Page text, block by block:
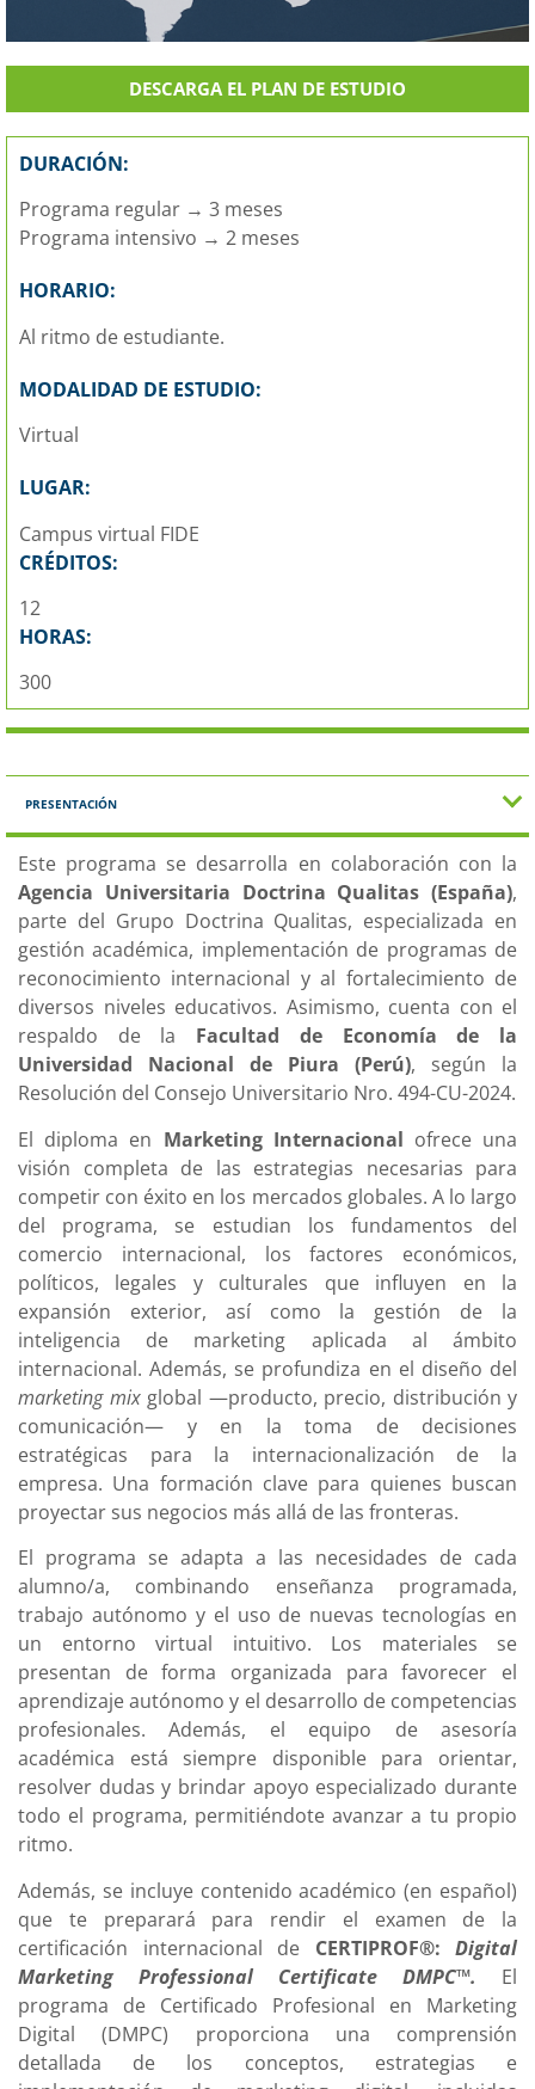
DESCARGA EL PLAN DE ESTUDIO
DURACIÓN:
Programa regular → 3 meses
Programa intensivo → 2 meses
HORARIO:
Al ritmo de estudiante.
MODALIDAD DE ESTUDIO:
Virtual
LUGAR:
Campus virtual FIDE
CRÉDITOS:
12
HORAS:
300
PRESENTACIÓN
Este programa se desarrolla en colaboración con la
Agencia Universitaria Doctrina Qualitas (España),
parte del Grupo Doctrina Qualitas, especializada en
gestión académica, implementación de programas de
reconocimiento internacional y al fortalecimiento de
diversos niveles educativos. Asimismo, cuenta con el
respaldo de la Facultad de Economía de la
Universidad Nacional de Piura (Perú), según la
Resolución del Consejo Universitario Nro. 494-CU-2024.
El diploma en Marketing Internacional ofrece una
visión completa de las estrategias necesarias para
competir con éxito en los mercados globales. A lo largo
del programa, se estudian los fundamentos del
comercio internacional, los factores económicos,
políticos, legales y culturales que influyen en la
expansión exterior, así como la gestión de la
inteligencia de marketing aplicada al ámbito
internacional. Además, se profundiza en el diseño del
marketing mixglobal —producto, precio, distribución y
comunicación— y en la toma de decisiones
estratégicas para la internacionalización de la
empresa. Una formación clave para quienes buscan
proyectar sus negocios más allá de las fronteras.
El programa se adapta a las necesidades de cada
alumno/a, combinando enseñanza programada,
trabajo autónomo y el uso de nuevas tecnologías en
un entorno virtual intuitivo. Los materiales se
presentan de forma organizada para favorecer el
aprendizaje autónomo y el desarrollo de competencias
profesionales. Además, el equipo de asesoría
académica está siempre disponible para orientar,
resolver dudas y brindar apoyo especializado durante
todo el programa, permitiéndote avanzar a tu propio
ritmo.
Además, se incluye contenido académico (en español)
que te preparará para rendir el examen de la
certificación internacional de CERTIPROF®: Digital
Marketing Professional Certificate DMPC™. El
programa de Certificado Profesional en Marketing
Digital (DMPC) proporciona una comprensión
detallada de los conceptos, estrategias e